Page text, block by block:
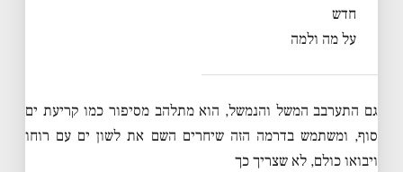
חדש
על מה ולמה
גם התערבב המשל והנמשל, הוא מתלהב מסיפור כמו קריעת ים
סוף, ומשתמש בדרמה הזה שיחרים השם את לשון ים עם רוחו
ויבואו כולם, לא שצריך כך